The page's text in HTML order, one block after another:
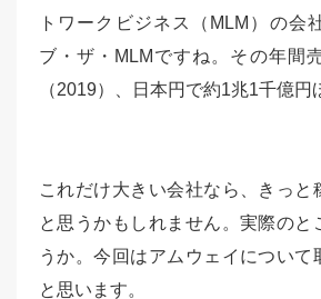
トワークビジネス（MLM）の会
ブ・ザ・MLMですね。その年間
（2019）、日本円で約1兆1千億円
これだけ大きい会社なら、きっと
と思うかもしれません。実際のと
うか。今回はアムウェイについて
と思います。